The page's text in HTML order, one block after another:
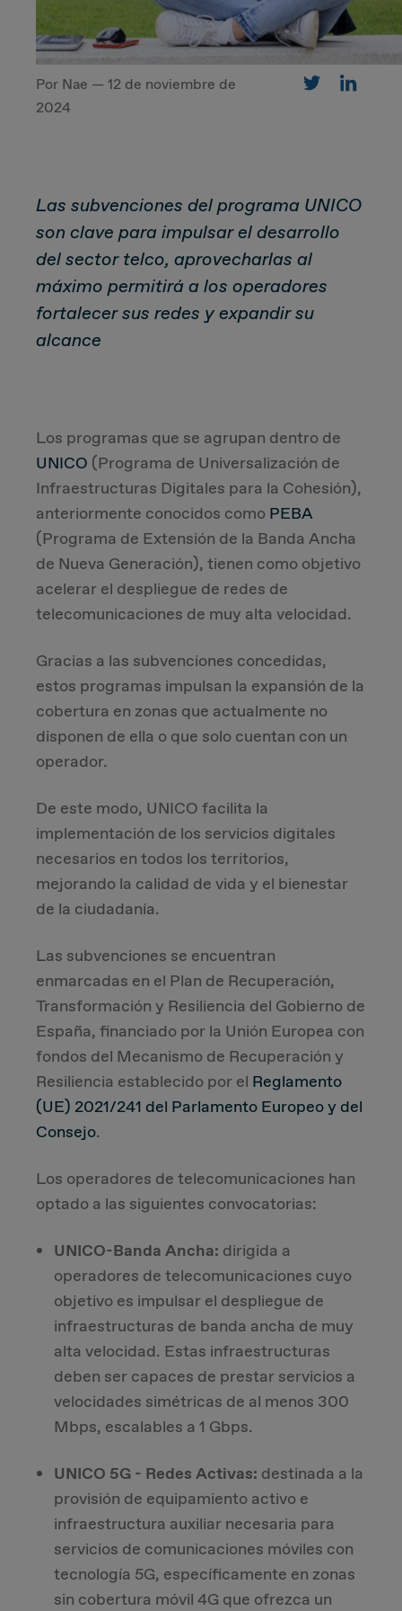
CUSTOMER
Customer Management Strategy
Customer Experience
Due Diligence
Carve-out
Post Merger Integration
Business Strategy
Performance Transformation
Por Nae — 12 de noviembre de
2024
Las subvenciones del programa UNICO
son clave para impulsar el desarrollo
del sector telco, aprovecharlas al
máximo permitirá a los operadores
fortalecer sus redes y expandir su
alcance
Los programas que se agrupan dentro de
UNICO (Programa de Universalización de
Infraestructuras Digitales para la Cohesión),
anteriormente conocidos como PEBA
(Programa de Extensión de la Banda Ancha
de Nueva Generación), tienen como objetivo
acelerar el despliegue de redes de
telecomunicaciones de muy alta velocidad.
Gracias a las subvenciones concedidas,
estos programas impulsan la expansión de la
cobertura en zonas que actualmente no
disponen de ella o que solo cuentan con un
operador.
De este modo, UNICO facilita la
implementación de los servicios digitales
necesarios en todos los territorios,
mejorando la calidad de vida y el bienestar
de la ciudadanía.
Las subvenciones se encuentran
enmarcadas en el Plan de Recuperación,
Transformación y Resiliencia del Gobierno de
España, financiado por la Unión Europea con
fondos del Mecanismo de Recuperación y
Resiliencia establecido por el Reglamento
(UE) 2021/241 del Parlamento Europeo y del
Consejo.
Los operadores de telecomunicaciones han
optado a las siguientes convocatorias:
UNICO-Banda Ancha: dirigida a
operadores de telecomunicaciones cuyo
objetivo es impulsar el despliegue de
infraestructuras de banda ancha de muy
alta velocidad. Estas infraestructuras
deben ser capaces de prestar servicios a
velocidades simétricas de al menos 300
Mbps, escalables a 1 Gbps.
UNICO 5G - Redes Activas: destinada a la
provisión de equipamiento activo e
infraestructura auxiliar necesaria para
servicios de comunicaciones móviles con
tecnología 5G, específicamente en zonas
sin cobertura móvil 4G que ofrezca un